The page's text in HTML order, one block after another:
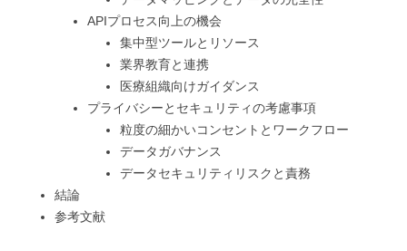
APIプロセス向上の機会
集中型ツールとリソース
業界教育と連携
医療組織向けガイダンス
プライバシーとセキュリティの考慮事項
粒度の細かいコンセントとワークフロー
データガバナンス
データセキュリティリスクと責務
結論
参考文献